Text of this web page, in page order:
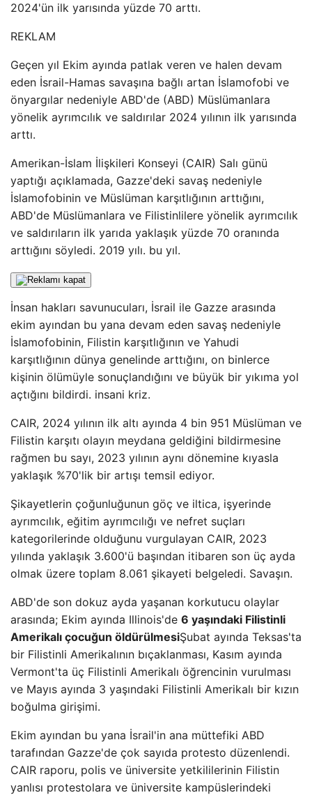
2024'ün ilk yarısında yüzde 70 arttı.
REKLAM
Geçen yıl Ekim ayında patlak veren ve halen devam
eden İsrail-Hamas savaşına bağlı artan İslamofobi ve
önyargılar nedeniyle ABD'de (ABD) Müslümanlara
yönelik ayrımcılık ve saldırılar 2024 yılının ilk yarısında
arttı.
Amerikan-İslam İlişkileri Konseyi (CAIR) Salı günü
yaptığı açıklamada, Gazze'deki savaş nedeniyle
İslamofobinin ve Müslüman karşıtlığının arttığını,
ABD'de Müslümanlara ve Filistinlilere yönelik ayrımcılık
ve saldırıların ilk yarıda yaklaşık yüzde 70 oranında
arttığını söyledi. 2019 yılı. bu yıl.
İnsan hakları savunucuları, İsrail ile Gazze arasında
ekim ayından bu yana devam eden savaş nedeniyle
İslamofobinin, Filistin karşıtlığının ve Yahudi
karşıtlığının dünya genelinde arttığını, on binlerce
kişinin ölümüyle sonuçlandığını ve büyük bir yıkıma yol
açtığını bildirdi. insani kriz.
CAIR, 2024 yılının ilk altı ayında 4 bin 951 Müslüman ve
Filistin karşıtı olayın meydana geldiğini bildirmesine
rağmen bu sayı, 2023 yılının aynı dönemine kıyasla
yaklaşık %70'lik bir artışı temsil ediyor.
Şikayetlerin çoğunluğunun göç ve iltica, işyerinde
ayrımcılık, eğitim ayrımcılığı ve nefret suçları
kategorilerinde olduğunu vurgulayan CAIR, 2023
yılında yaklaşık 3.600'ü başından itibaren son üç ayda
olmak üzere toplam 8.061 şikayeti belgeledi. Savaşın.
ABD'de son dokuz ayda yaşanan korkutucu olaylar
arasında; Ekim ayında Illinois'de 6 yaşındaki Filistinli
Amerikalı çocuğun öldürülmesiŞubat ayında Teksas'ta
bir Filistinli Amerikalının bıçaklanması, Kasım ayında
Vermont'ta üç Filistinli Amerikalı öğrencinin vurulması
ve Mayıs ayında 3 yaşındaki Filistinli Amerikalı bir kızın
boğulma girişimi.
Ekim ayından bu yana İsrail'in ana müttefiki ABD
tarafından Gazze'de çok sayıda protesto düzenlendi.
CAIR raporu, polis ve üniversite yetkililerinin Filistin
yanlısı protestolara ve üniversite kampüslerindeki